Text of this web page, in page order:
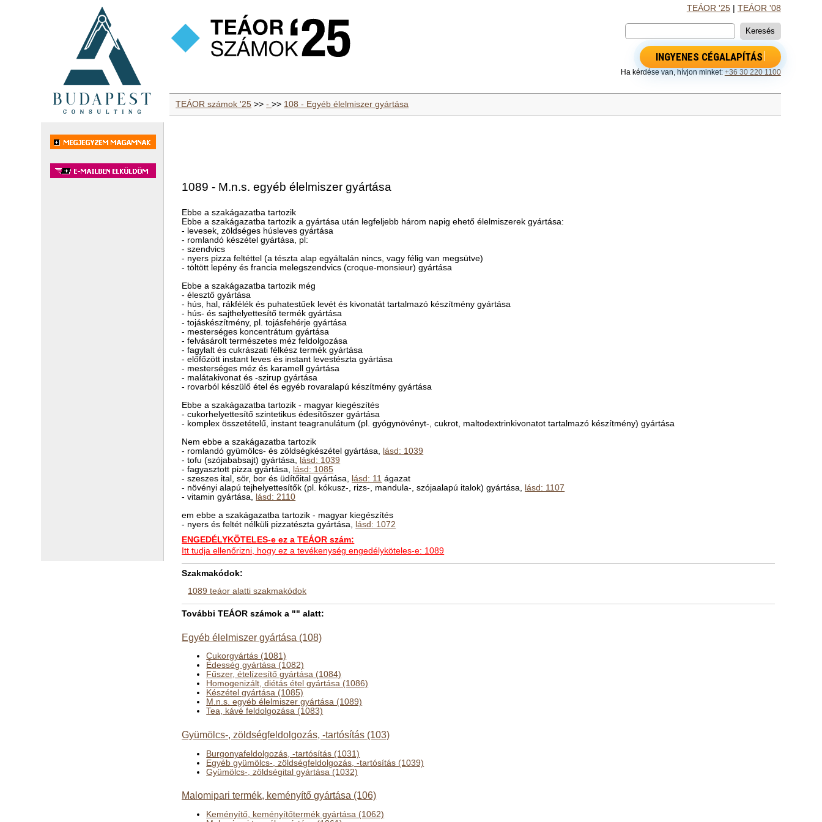
TEÁOR '25| TEÁOR '08
INGYENES CÉGALAPÍTÁS
Ha kérdése van, hívjon minket: +36 30 220 1100
TEÁOR számok '25 >>->> 108 - Egyéb élelmiszer gyártása
1089 - M.n.s. egyéb élelmiszer gyártása
Ebbe a szakágazatba tartozik
Ebbe a szakágazatba tartozik a gyártása után legfeljebb három napig ehető élelmiszerek gyártása:
- levesek, zöldséges húsleves gyártása
- romlandó készétel gyártása, pl:
- szendvics
- nyers pizza feltéttel (a tészta alap egyáltalán nincs, vagy félig van megsütve)
- töltött lepény és francia melegszendvics (croque-monsieur) gyártása
Ebbe a szakágazatba tartozik még
- élesztő gyártása
- hús, hal, rákfélék és puhatestűek levét és kivonatát tartalmazó készítmény gyártása
- hús- és sajthelyettesítő termék gyártása
- tojáskészítmény, pl. tojásfehérje gyártása
- mesterséges koncentrátum gyártása
- felvásárolt természetes méz feldolgozása
- fagylalt és cukrászati félkész termék gyártása
- előfőzött instant leves és instant levestészta gyártása
- mesterséges méz és karamell gyártása
- malátakivonat és -szirup gyártása
- rovarból készülő étel és egyéb rovaralapú készítmény gyártása
Ebbe a szakágazatba tartozik - magyar kiegészítés
- cukorhelyettesítő szintetikus édesítőszer gyártása
- komplex összetételű, instant teagranulátum (pl. gyógynövényt-, cukrot, maltodextrinkivonatot tartalmazó készítmény) gyártása
Nem ebbe a szakágazatba tartozik
- romlandó gyümölcs- és zöldségkészétel gyártása, lásd: 1039
- tofu (szójababsajt) gyártása, lásd: 1039
- fagyasztott pizza gyártása, lásd: 1085
- szeszes ital, sör, bor és üdítőital gyártása, lásd: 11 ágazat
- növényi alapú tejhelyettesítők (pl. kókusz-, rizs-, mandula-, szójaalapú italok) gyártása, lásd: 1107
- vitamin gyártása, lásd: 2110
em ebbe a szakágazatba tartozik - magyar kiegészítés
- nyers és feltét nélküli pizzatészta gyártása, lásd: 1072
ENGEDÉLYKÖTELES-e ez a TEÁOR szám:
Itt tudja ellenőrizni, hogy ez a tevékenység engedélyköteles-e: 1089
Szakmakódok:
1089 teáor alatti szakmakódok
További TEÁOR számok a "" alatt:
Egyéb élelmiszer gyártása (108)
Cukorgyártás (1081)
Édesség gyártása (1082)
Fűszer, ételízesítő gyártása (1084)
Homogenizált, diétás étel gyártása (1086)
Készétel gyártása (1085)
M.n.s. egyéb élelmiszer gyártása (1089)
Tea, kávé feldolgozása (1083)
Gyümölcs-, zöldségfeldolgozás, -tartósítás (103)
Burgonyafeldolgozás, -tartósítás (1031)
Egyéb gyümölcs-, zöldségfeldolgozás, -tartósítás (1039)
Gyümölcs-, zöldségital gyártása (1032)
Malomipari termék, keményítő gyártása (106)
Keményítő, keményítőtermék gyártása (1062)